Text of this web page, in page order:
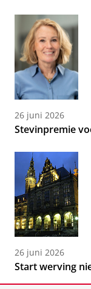
26 juni 2026
Stevinpremie
26 juni 2026
Start werving